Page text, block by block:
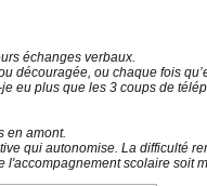
échanges verbaux.
découragée, ou chaque fois
eu plus que les 3 coups de
en amont.
qui autonomise. La difficulté
l'accompagnement scolaire soit